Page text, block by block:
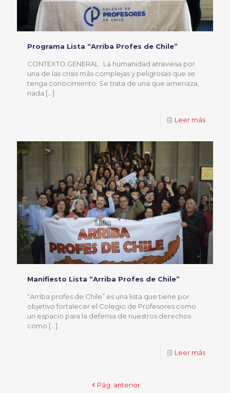
Programa Lista “Arriba Profes de Chile”
CONTEXTO GENERAL La humanidad atraviesa por
una de las crisis más complejas y peligrosas que se
tenga conocimiento. Se trata de una que amenaza,
nada […]
Leer más
Manifiesto Lista “Arriba Profes de Chile”
“Arriba profes de Chile” es una lista que tiene por
objetivo fortalecer el Colegio de Profesores como
un espacio para la defensa de nuestros derechos
como […]
Leer más
Pág. anterior